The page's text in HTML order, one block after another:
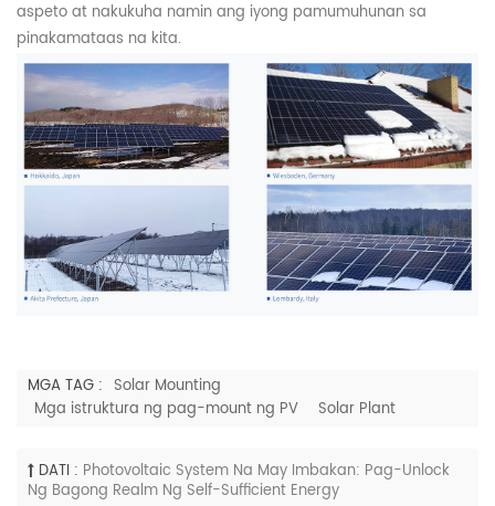
aspeto at nakukuha namin ang iyong pamumuhunan sa
pinakamataas na kita.
MGA TAG : Solar Mounting
Mga istruktura ng pag-mount ng PV
Solar Plant
DATI : Photovoltaic System Na May Imbakan: Pag-Unlock
Ng Bagong Realm Ng Self-Sufficient Energy